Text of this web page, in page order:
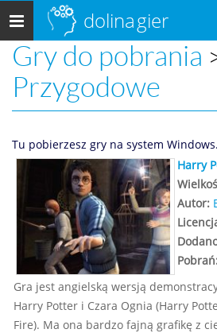
Menu
główne
dolinagier
Gry do pobrania
Przygodowe
Tu pobierzesz gry na system Windows.
Harry
Autor:
Gra jest angielską wersją
Harry Potter i Czara Ognia (Harry
Fire). Ma ona bardzo fajną grafikę z